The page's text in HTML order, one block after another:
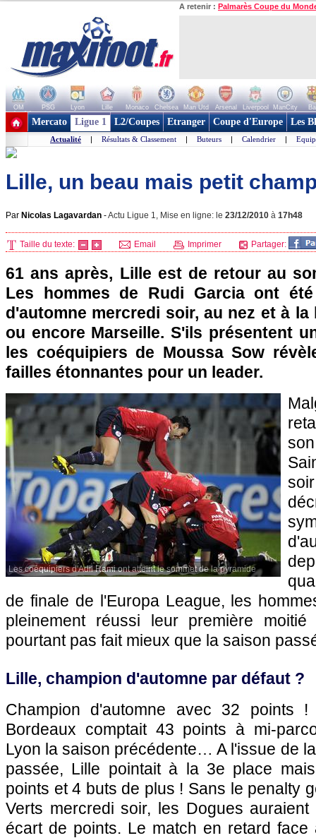
A retenir : Palmarès Coupe du
OM PSG Lyon Lille Monaco Chelsea Man Utd Arsenal Liverpool ManCity
+ de clubs
Mercato Ligue 1 L2/Coupes Etranger Coupe d'Europe Les
Actualité | Résultats & Classement | Buteurs | Calendrier |
Lille, un beau mais petit
Par Nicolas Lagavardan -Actu Ligue 1, Mise en ligne: le 23/12/2010 à 17h48
Taille du texte: Email Imprimer Partager:
61 ans après, Lille est de retour au
Les hommes de Rudi Garcia ont
d'automne mercredi soir, au nez et à
ou encore Marseille. S'ils présentent
les coéquipiers de Moussa Sow
failles étonnantes pour un leader.
Les coéquipiers d'Adil Rami ont atteint le sommet de la pyramide
de finale de l'Europa League, les
pleinement réussi leur première
pourtant pas fait mieux que la saison
Lille, champion d'automne par défaut ?
Champion d'automne avec 32 points
Bordeaux comptait 43 points à mi-
Lyon la saison précédente… A l'issue de
passée, Lille pointait à la 3e place
points et 4 buts de plus ! Sans le penalty
Verts mercredi soir, les Dogues
écart de points. Le match en retard